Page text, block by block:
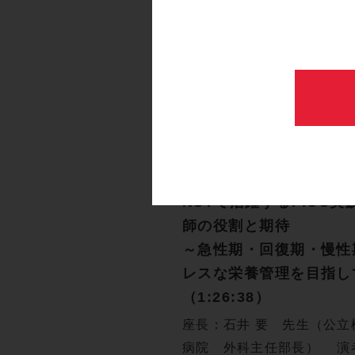
NP/特定看護師
PICC
NSTで活躍するPICC実
師の役割と期待
～急性期・回復期・慢
レスな栄養管理を目指
（1:26:38）
座長：石井 要 先生（公立
病院 外科主任部長） 演